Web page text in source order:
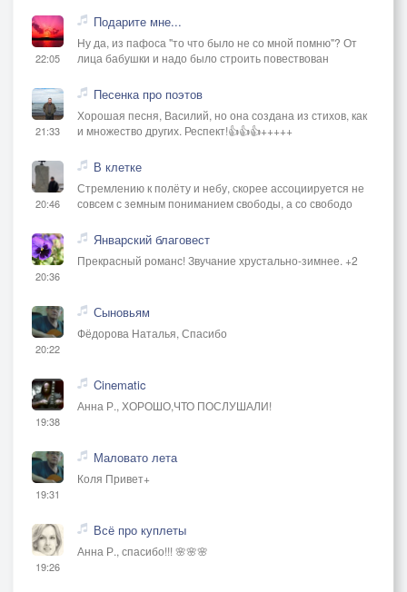
22:05
Подарите мне...
Ну да, из пафоса "то что было не со мной помню"? От
лица бабушки и надо было строить повествован
21:33
Песенка про поэтов
Хорошая песня, Василий, но она создана из стихов, как
и множество других. Респект!👍👍👍+++++
20:46
В клетке
Стремлению к полёту и небу, скорее ассоциируется не
совсем с земным пониманием свободы, а со свободо
20:36
Январский благовест
Прекрасный романс! Звучание хрустально-зимнее. +2
20:22
Сыновьям
Фёдорова Наталья, Спасибо
19:38
Cinematic
Анна Р., ХОРОШО,ЧТО ПОСЛУШАЛИ!
19:31
Маловато лета
Коля Привет+
19:26
Всё про куплеты
Анна Р., спасибо!!! 🌸🌸🌸